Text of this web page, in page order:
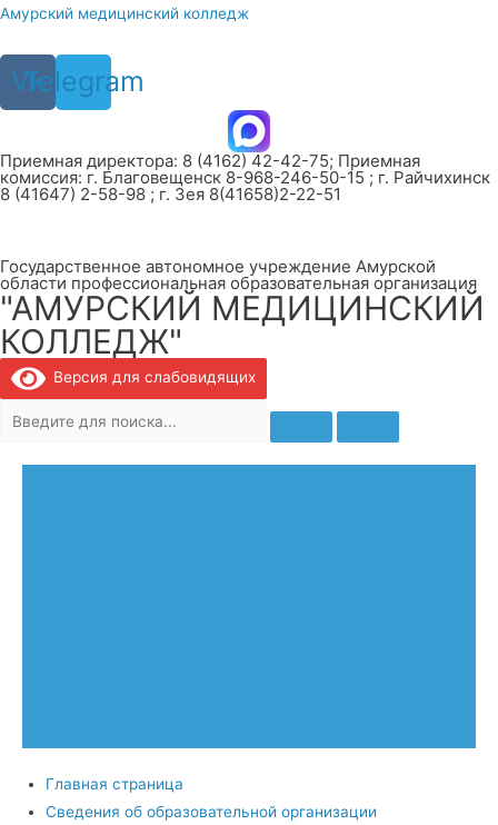
Перейти
содержимому
Амурский медицинский колледж
Vk
Telegram
Приемная директора: 8 (4162) 42-42-75; Приемная
комиссия: г. Благовещенск 8-968-246-50-15 ; г. Райчихинск
8 (41647) 2-58-98 ; г. Зея 8(41658)2-22-51
Государственное автономное учреждение Амурской
области профессиональная образовательная организация
"АМУРСКИЙ МЕДИЦИНСКИЙ
КОЛЛЕДЖ"
Версия для слабовидящих
Главная страница
Сведения об образовательной организации